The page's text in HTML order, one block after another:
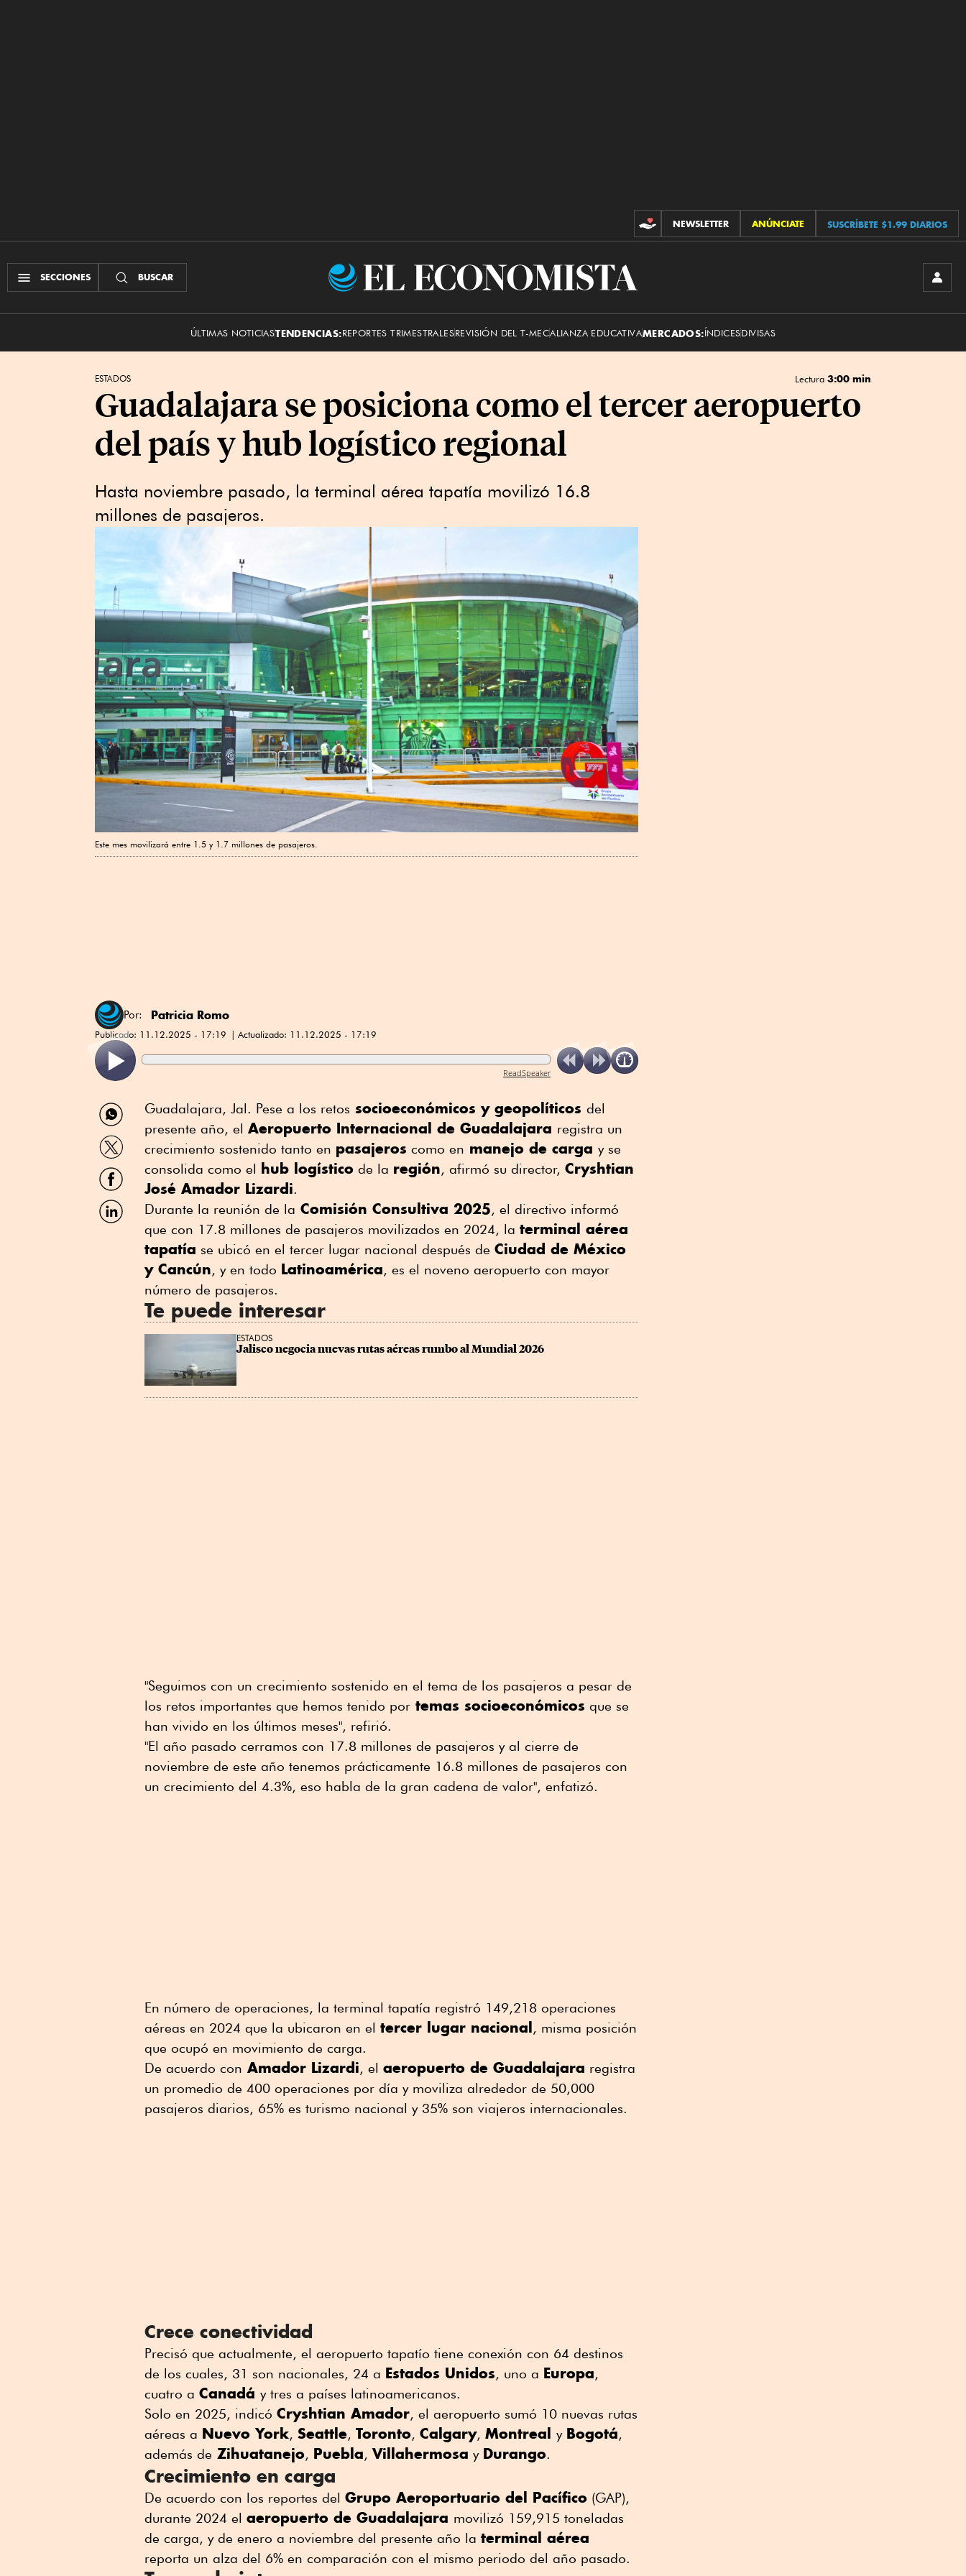
CONTRIBUCIONES
NEWSLETTER ANÚNCIATE SUSCRÍBETE $1.99 DIARIOS
SECCIONES BUSCAR
El
ÚLTIMAS NOTICIASTENDENCIAS:REPORTES TRIMESTRALESREVISIÓN DEL T-MECALIANZA EDUCATIVAMERCADOS:ÍNDICESDIVISAS
ESTADOS Lectura 3:00 min
Guadalajara se posiciona como el tercer aeropuerto
del país y hub logístico regional
Hasta noviembre pasado, la terminal aérea tapatía movilizó 16.8
millones de pasajeros.
Este mes movilizará entre 1.5 y 1.7 millones de pasajeros.
Por: Patricia Romo
Publicado: 11.12.2025 - 17:19 Actualizado: 11.12.2025 - 17:19
ReadSpeaker
Compartir
por
WhatsApp
Compartir
por
Twitter
Compartir
por
Facebook
Compartir
por
Guadalajara, Jal. Pese a los retos socioeconómicos y geopolíticos del
presente año, el Aeropuerto Internacional de Guadalajara registra un
crecimiento sostenido tanto en pasajeros como en manejo de carga y se
consolida como el hub logístico de la región, afirmó su director, Cryshtian
José Amador Lizardi.
Durante la reunión de la Comisión Consultiva 2025, el directivo informó
que con 17.8 millones de pasajeros movilizados en 2024, la terminal aérea
tapatía se ubicó en el tercer lugar nacional después de Ciudad de México
y Cancún, y en todo Latinoamérica, es el noveno aeropuerto con mayor
número de pasajeros.
Te puede interesar
ESTADOS
Jalisco negocia nuevas rutas aéreas rumbo al Mundial 2026
"Seguimos con un crecimiento sostenido en el tema de los pasajeros a pesar de
los retos importantes que hemos tenido por temas socioeconómicos que se
han vivido en los últimos meses", refirió.
"El año pasado cerramos con 17.8 millones de pasajeros y al cierre de
noviembre de este año tenemos prácticamente 16.8 millones de pasajeros con
un crecimiento del 4.3%, eso habla de la gran cadena de valor", enfatizó.
En número de operaciones, la terminal tapatía registró 149,218 operaciones
aéreas en 2024 que la ubicaron en el tercer lugar nacional , misma posición
que ocupó en movimiento de carga.
De acuerdo con Amador Lizardi, el aeropuerto de Guadalajara registra
un promedio de 400 operaciones por día y moviliza alrededor de 50,000
pasajeros diarios, 65% es turismo nacional y 35% son viajeros internacionales.
Crece conectividad
Precisó que actualmente, el aeropuerto tapatío tiene conexión con 64 destinos
de los cuales, 31 son nacionales, 24 a Estados Unidos, uno a Europa,
cuatro a Canadá y tres a países latinoamericanos.
Solo en 2025, indicó Cryshtian Amador, el aeropuerto sumó 10 nuevas rutas
aéreas a Nuevo York, Seattle, Toronto, Calgary, Montreal y Bogotá,
además de Zihuatanejo, Puebla,Villahermosa y Durango.
Crecimiento en carga
De acuerdo con los reportes del Grupo Aeroportuario del Pacífico (GAP),
durante 2024 el aeropuerto de Guadalajara movilizó 159,915 toneladas
de carga, y de enero a noviembre del presente año la terminal aérea
reporta un alza del 6% en comparación con el mismo periodo del año pasado.